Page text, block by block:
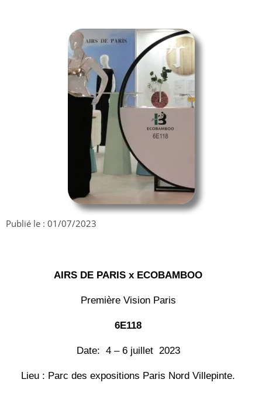
Publié le : 01/07/2023
AIRS DE PARIS x ECOBAMBOO
Première Vision Paris
6E118
Date: 4 – 6 juillet 2023
Lieu : Parc des expositions Paris Nord Villepinte.